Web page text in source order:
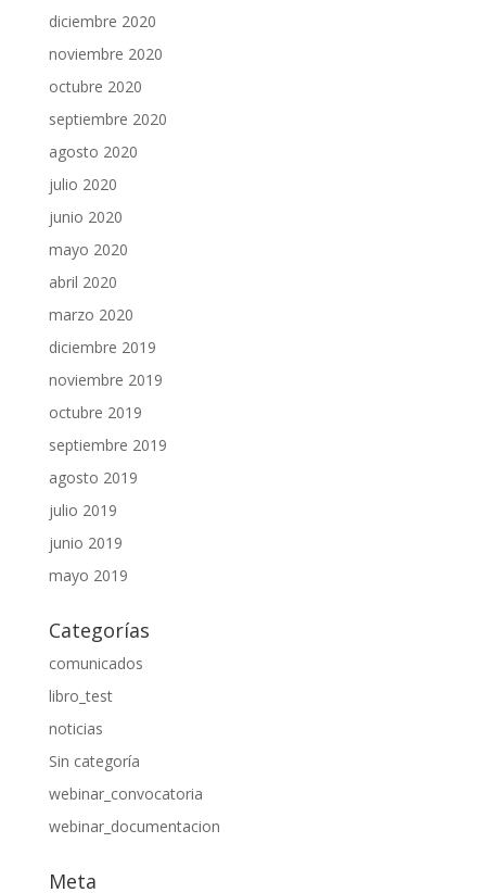
diciembre 2020
noviembre 2020
octubre 2020
septiembre 2020
agosto 2020
julio 2020
junio 2020
mayo 2020
abril 2020
marzo 2020
diciembre 2019
noviembre 2019
octubre 2019
septiembre 2019
agosto 2019
julio 2019
junio 2019
mayo 2019
Categorías
comunicados
libro_test
noticias
Sin categoría
webinar_convocatoria
webinar_documentacion
Meta